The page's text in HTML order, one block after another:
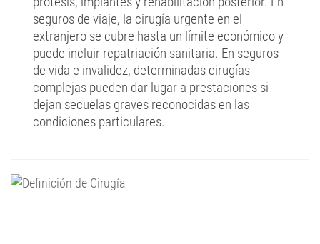
seguros de viaje, la cirugía urgente en el
extranjero se cubre hasta un límite económico y
puede incluir repatriación sanitaria. En seguros
de vida e invalidez, determinadas cirugías
complejas pueden dar lugar a prestaciones si
dejan secuelas graves reconocidas en las
condiciones particulares.